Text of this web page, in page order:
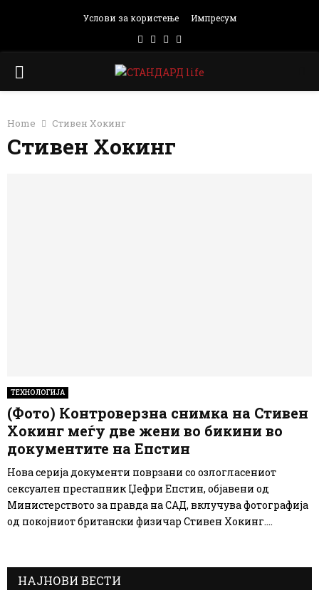
Услови за користење Импресум
Facebook
Instagram
Email
PRIMARY
Home Стивен Хокинг
Стивен Хокинг
ТЕХНОЛОГИЈА
(Фото) Контроверзна снимка на Стивен
Хокинг меѓу две жени во бикини во
документите на Епстин
Нова серија документи поврзани со озлогласениот
сексуален престапник Џефри Епстин, објавени од
Министерството за правда на САД, вклучува фотографија
од покојниот британски физичар Стивен Хокинг....
НАЈНОВИ ВЕСТИ